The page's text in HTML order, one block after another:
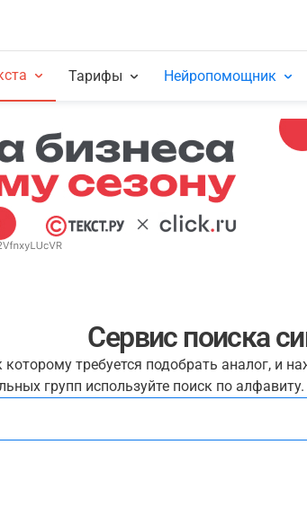
Тарифы Нейропомощник
Сервис поиска
которому требуется подобрать аналог, и
групп используйте поиск по алфавиту.